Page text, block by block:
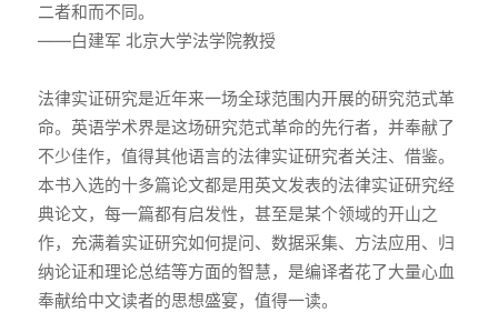
二者和而不同。
——白建军 北京大学法学院教授
法律实证研究是近年来一场全球范围内开展的研究范式革
命。英语学术界是这场研究范式革命的先行者，并奉献了
不少佳作，值得其他语言的法律实证研究者关注、借鉴。
本书入选的十多篇论文都是用英文发表的法律实证研究经
典论文，每一篇都有启发性，甚至是某个领域的开山之
作，充满着实证研究如何提问、数据采集、方法应用、归
纳论证和理论总结等方面的智慧，是编译者花了大量心血
奉献给中文读者的思想盛宴，值得一读。